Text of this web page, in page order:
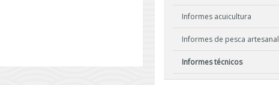
Informes acuicultura
Informes de pesca artesanal
Informes técnicos